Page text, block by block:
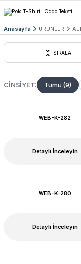
Anasayfa ÜRÜNLER
SIRALA
CINSIYET: Tümü (9)
WEB-K-282
Detaylı İnceleyin
WEB-K-280
Detaylı İnceleyin